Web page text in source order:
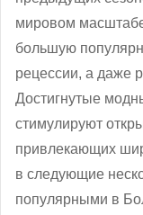
мировом
большую
рецессии, а даже
Достигнутые
стимулируют
привлекающих
в следующие
популярными в